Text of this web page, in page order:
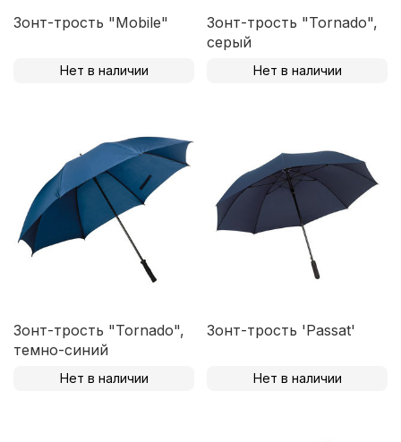
Зонт-трость "Mobile"
Нет в наличии
Зонт-трость "Tornado",
серый
Нет в наличии
Зонт-трость "Tornado",
темно-синий
Нет в наличии
Зонт-трость 'Passat'
Нет в наличии